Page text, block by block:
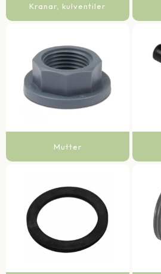
Kranar, kulventiler
Mutter